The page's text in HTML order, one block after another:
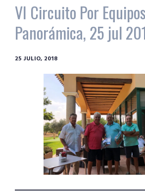
VI Circuito Por
Panorámica, 25 jul
25 JULIO, 2018